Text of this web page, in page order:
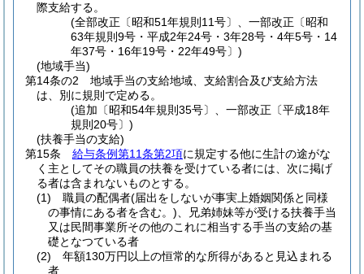
際支給する。
(全部改正〔昭和51年規則11号〕、一部改正〔昭和
63年規則9号・平成2年24号・3年28号・4年5号・14
年37号・16年19号・22年49号〕)
(地域手当)
第14条の2
地域手当の支給地域、支給割合及び支給方法
は、別に規則で定める。
(追加〔昭和54年規則35号〕、一部改正〔平成18年
規則20号〕)
(扶養手当の支給)
第15条
給与条例第11条第2項に規定する他に生計の途がな
く主としてその職員の扶養を受けている者には、次に掲げ
る者は含まれないものとする。
(1)
職員の配偶者(届出をしないが事実上婚姻関係と同様
の事情にある者を含む。) 、兄弟姉妹等が受ける扶養手当
又は民間事業所その他のこれに相当する手当の支給の基
礎となつている者
(2)
年額130万円以上の恒常的な所得があると見込まれる
者